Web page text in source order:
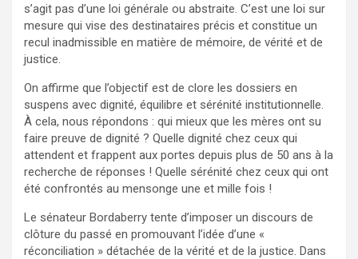
s’agit pas d’une loi générale ou abstraite. C’est une loi sur
mesure qui vise des destinataires précis et constitue un
recul inadmissible en matière de mémoire, de vérité et de
justice.
On affirme que l’objectif est de clore les dossiers en
suspens avec dignité, équilibre et sérénité institutionnelle.
À cela, nous répondons : qui mieux que les mères ont su
faire preuve de dignité ? Quelle dignité chez ceux qui
attendent et frappent aux portes depuis plus de 50 ans à la
recherche de réponses ! Quelle sérénité chez ceux qui ont
été confrontés au mensonge une et mille fois !
Le sénateur Bordaberry tente d’imposer un discours de
clôture du passé en promouvant l’idée d’une «
réconciliation » détachée de la vérité et de la justice. Dans